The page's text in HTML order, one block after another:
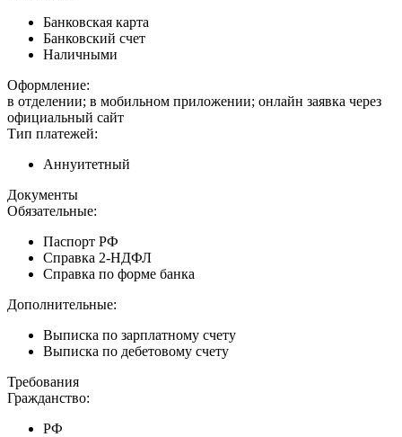
Банковская карта
Банковский счет
Наличными
Оформление:
в отделении; в мобильном приложении; онлайн заявка через
официальный сайт
Тип платежей:
Аннуитетный
Документы
Обязательные:
Паспорт РФ
Справка 2-НДФЛ
Справка по форме банка
Дополнительные:
Выписка по зарплатному счету
Выписка по дебетовому счету
Требования
Гражданство:
РФ